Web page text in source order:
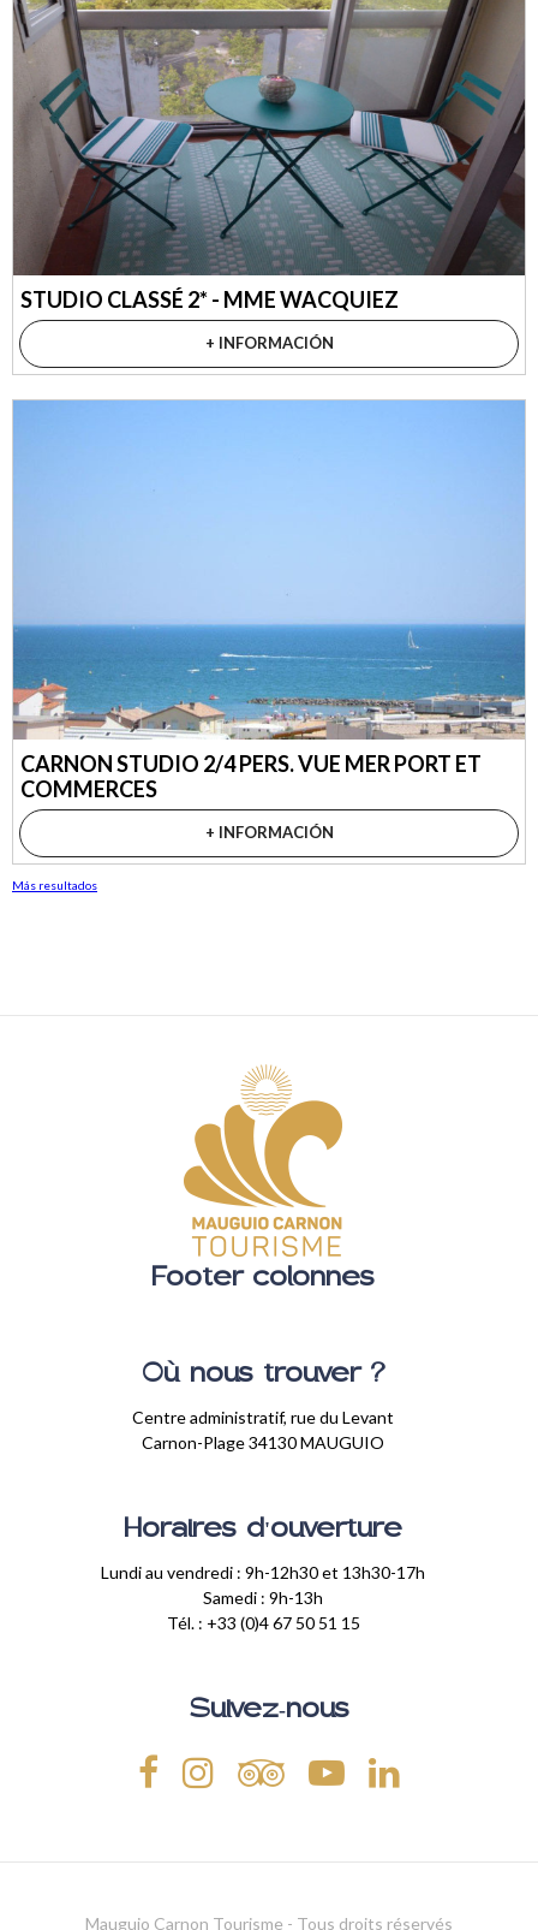
STUDIO CLASSÉ 2* - MME WACQUIEZ
+ INFORMACIÓN
CARNON STUDIO 2/4 PERS. VUE MER PORT ET
COMMERCES
+ INFORMACIÓN
Más resultados
Footer colonnes
Où nous trouver ?
Centre administratif, rue du Levant
Carnon-Plage 34130 MAUGUIO
Horaires d'ouverture
Lundi au vendredi : 9h-12h30 et 13h30-17h
Samedi : 9h-13h
Tél. : +33 (0)4 67 50 51 15
Suivez-nous
Mauguio Carnon Tourisme - Tous droits réservés